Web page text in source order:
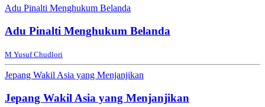
Adu Pinalti Menghukum Belanda
Adu Pinalti Menghukum Belanda
M Yusuf Chudlori
Jepang Wakil Asia yang Menjanjikan
Jepang Wakil Asia yang Menjanjikan